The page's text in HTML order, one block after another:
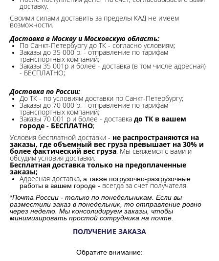
доставку.
Своими силами доставить за пределы КАД не имеем
возможности.​
Доставка в Москву и Московскую область:
По Санкт-Петербургу до ТК - согласно условиям;
Заказы до 35 000 р. - отправление по тарифам
транспортных компаний;
Заказы 35 001р и более - доставка (в том числе адресная)
- БЕСПЛАТНО;
Доставка по России:
До ТК - по условиям доставки по Санкт-Петербургу;
Заказы до 70 000 р. - отправление по тарифам
транспортных компаний;
Заказы 70 001 р и более - доставка до ТК в вашем
городе - БЕСПЛАТНО;
Условия бесплатной доставки - не распространяются на
заказы, где объемный вес груза превышает на 30% и
более фактический вес груза. Мы свяжемся с вами и
обсудим условия доставки.
Бесплатная доставка только на предоплаченные
заказы;
Адресная доставка, а также погрузочно-разгрузочные
работы в вашем городе - всегда за счет получателя.
*Почта России - только по понедельникам. Если вы
разместили заказ в понедельник, то отправление ровно
через неделю. Мы консолидируем заказы, чтобы
минимизировать простой сотрудника на почте.
ПОЛУЧЕНИЕ ЗАКАЗА
Обратите внимание: